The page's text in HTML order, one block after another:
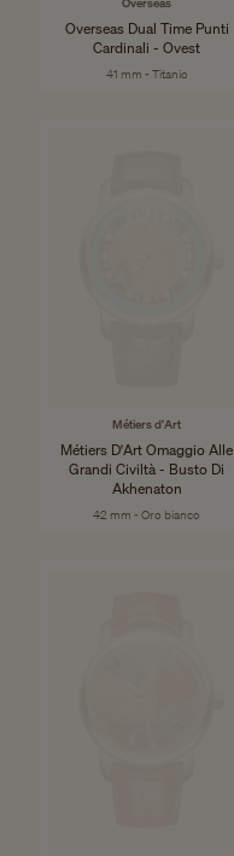
Overseas Dual Time Punti
Cardinali - Ovest
41 mm - Titanio
Métiers d'Art
Métiers D'Art Omaggio Alle
Grandi Civiltà - Busto Di
Akhenaton
42 mm - Oro bianco